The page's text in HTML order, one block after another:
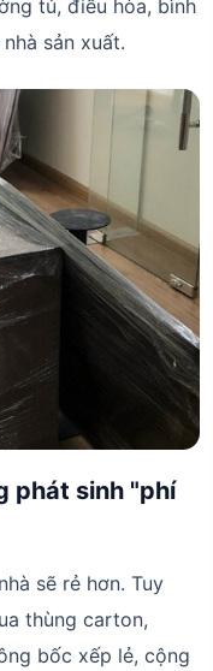
tủ, điều hòa, bình
sản xuất.
phát sinh "phí
sẽ rẻ hơn. Tuy
thùng carton,
bốc xếp lẻ, cộng